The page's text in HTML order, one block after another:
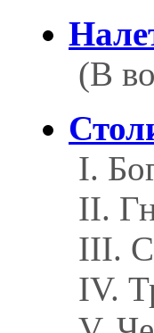
(В
I.
II.
III.
IV.